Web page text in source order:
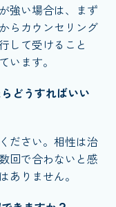
強い場合は、まず
らカウンセリング
して受けること
います。
どうすればいい
ださい。相性は治
回で合わないと感
ありません。